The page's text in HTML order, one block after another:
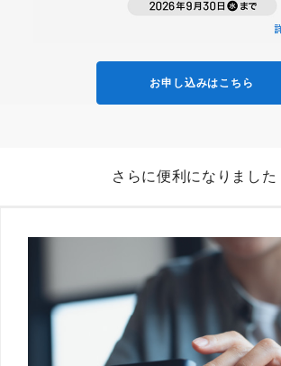
お申し込みはこちら
さらに便利になりました